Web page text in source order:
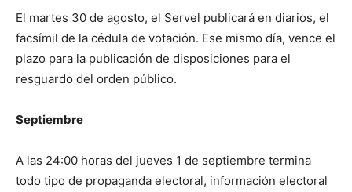
El martes 30 de agosto, el Servel publicará en diarios, el
facsímil de la cédula de votación. Ese mismo día, vence el
plazo para la publicación de disposiciones para el
resguardo del orden público.
Septiembre
A las 24:00 horas del jueves 1 de septiembre termina
todo tipo de propaganda electoral, información electoral